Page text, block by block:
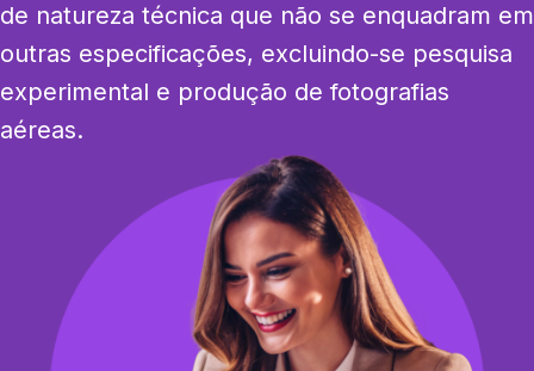
de natureza técnica que não se enquadram em
outras especificações, excluindo-se pesquisa
experimental e produção de fotografias
aéreas.